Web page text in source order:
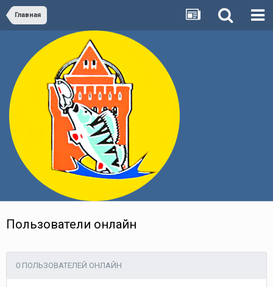
Главная
Пользователи онлайн
0 ПОЛЬЗОВАТЕЛЕЙ ОНЛАЙН